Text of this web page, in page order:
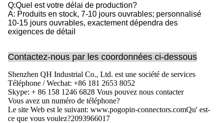
Q:Quel est votre délai de production?
A: Produits en stock, 7-10 jours ouvrables; personnalisé
10-15 jours ouvrables, exactement dépendra des
exigences de détail
Contactez-nous par les coordonnées ci-dessous
Shenzhen QH Industrial Co., Ltd. est une société de services
Téléphone / Wechat: +86 181 2653 8052
Skype: + 86 158 1246 6828 Vous pouvez nous contacter
Vous avez un numéro de téléphone?
Le site Web est le suivant: www.pogopin-connectors.comQu' est-
ce que vous voulez?2093966017